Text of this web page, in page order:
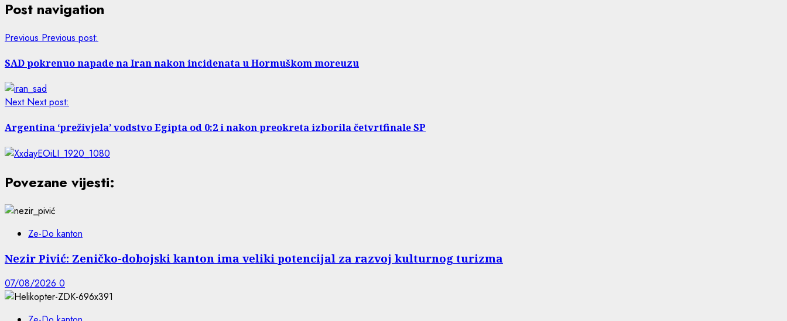
Post navigation
Previous Previous post:
SAD pokrenuo napade na Iran nakon incidenata u Hormuškom moreuzu
Next Next post:
Argentina ‘preživjela’ vodstvo Egipta od 0:2 i nakon preokreta izborila četvrtfinale SP
Povezane vijesti:
Ze-Do kanton
Nezir Pivić: Zeničko-dobojski kanton ima veliki potencijal za razvoj kulturnog turizma
07/08/2026 0